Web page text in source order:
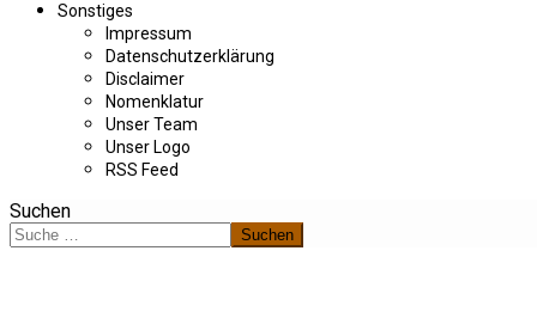
Sonstiges
Impressum
Datenschutzerklärung
Disclaimer
Nomenklatur
Unser Team
Unser Logo
RSS Feed
Suchen
Suchen